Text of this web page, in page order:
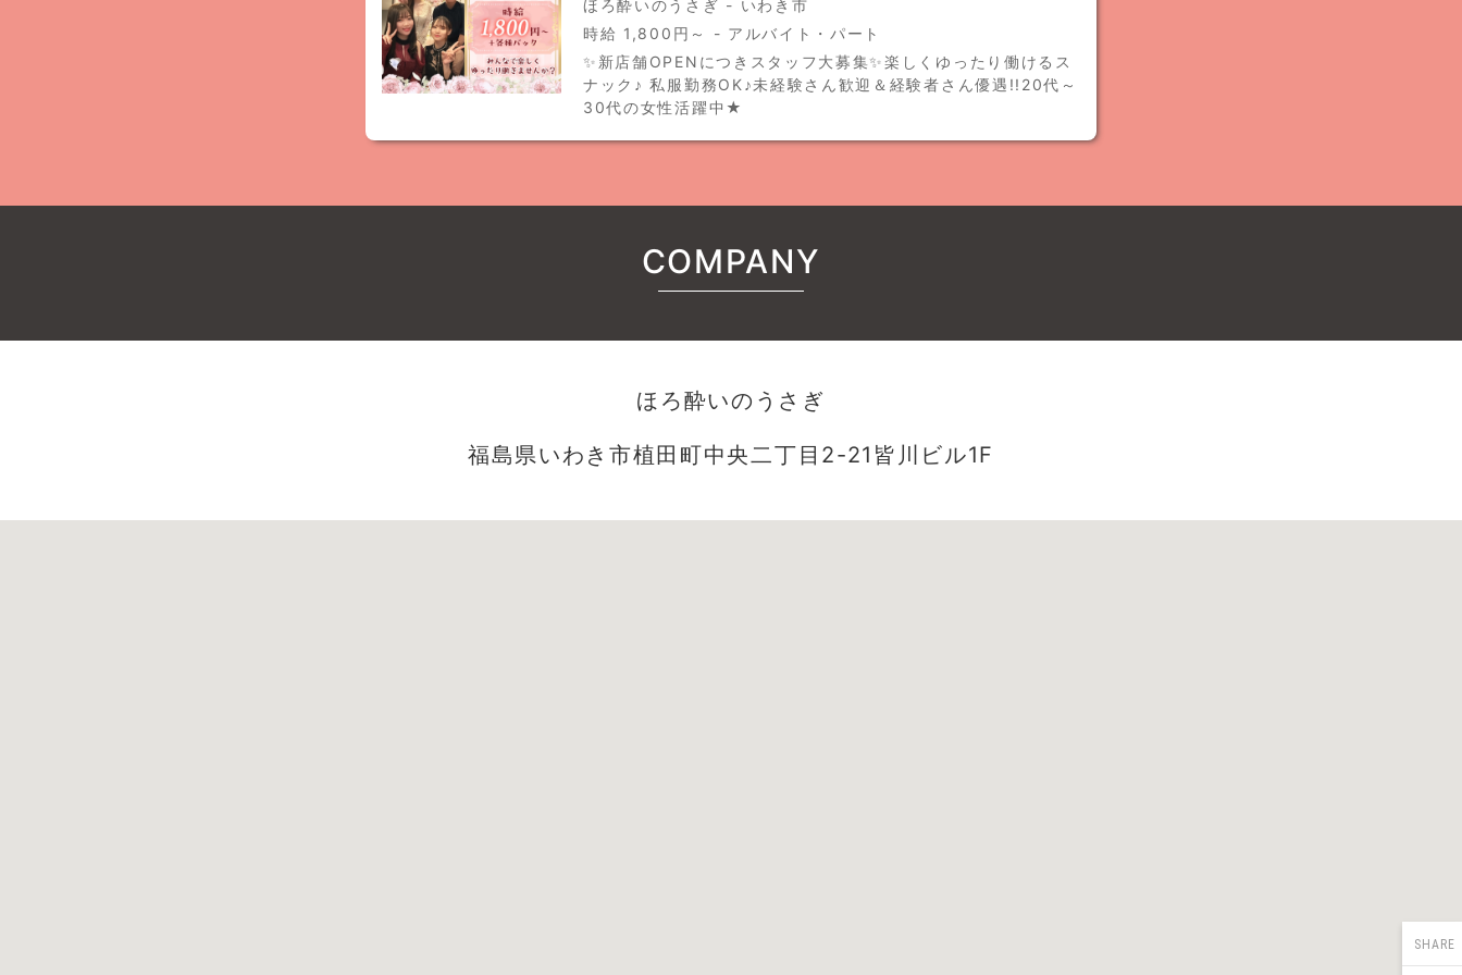
ほろ酔いのうさぎ - いわき市
時給 1,800円～ - アルバイト・パート
✨新店舗OPENにつきスタッフ大募集✨楽しくゆったり働けるス
ナック♪ 私服勤務OK♪未経験さん歓迎＆経験者さん優遇!!20代～
30代の女性活躍中★
COMPANY
ほろ酔いのうさぎ
福島県いわき市植田町中央二丁目2-21皆川ビル1F
SHARE